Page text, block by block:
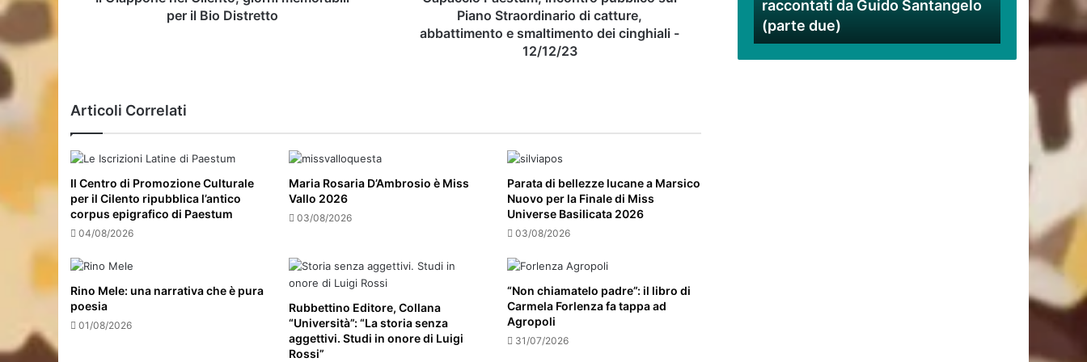
MARCO
per il Bio Distretto
smaltimento
Piano Straordinario di catture,
abbattimento e smaltimento dei cinghiali -
12/12/23
Articoli Correlati
Il Centro di Promozione Culturale
per il Cilento ripubblica l’antico
corpus epigrafico di Paestum
04/08/2026
Maria Rosaria D’Ambrosio è Miss
Vallo 2026
03/08/2026
Parata di bellezze lucane a Marsico
Nuovo per la Finale di Miss
Universe Basilicata 2026
03/08/2026
Rino Mele: una narrativa che è pura
poesia
01/08/2026
Rubbettino Editore, Collana
“Università”: “La storia senza
aggettivi. Studi in onore di Luigi
Rossi”
“Non chiamatelo padre”: il libro di
Carmela Forlenza fa tappa ad
Agropoli
31/07/2026
Santangelo
(parte
due)
raccontati da Guido Santangelo
(parte due)